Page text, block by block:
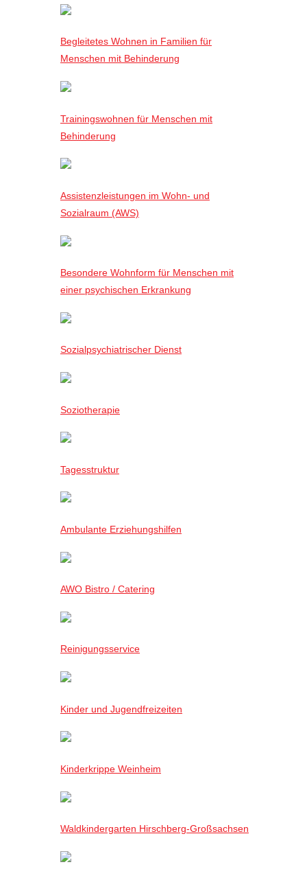
Begleitetes Wohnen in Familien für
Menschen mit Behinderung
Trainingswohnen für Menschen mit
Behinderung
Assistenzleistungen im Wohn- und
Sozialraum (AWS)
Besondere Wohnform für Menschen mit
einer psychischen Erkrankung
Sozialpsychiatrischer Dienst
Soziotherapie
Tagesstruktur
Ambulante Erziehungshilfen
AWO Bistro / Catering
Reinigungsservice
Kinder und Jugendfreizeiten
Kinderkrippe Weinheim
Waldkindergarten Hirschberg-Großsachsen